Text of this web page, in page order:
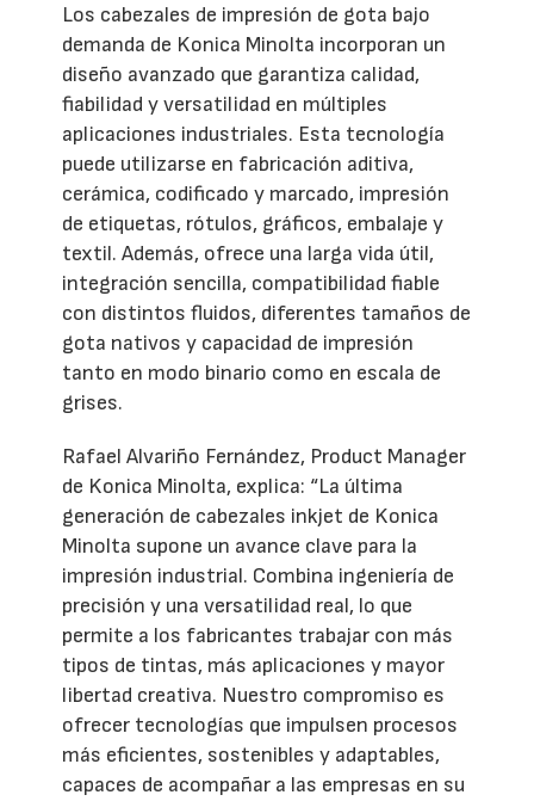
Los cabezales de impresión de gota bajo
demanda de Konica Minolta incorporan un
diseño avanzado que garantiza calidad,
fiabilidad y versatilidad en múltiples
aplicaciones industriales. Esta tecnología
puede utilizarse en fabricación aditiva,
cerámica, codificado y marcado, impresión
de etiquetas, rótulos, gráficos, embalaje y
textil. Además, ofrece una larga vida útil,
integración sencilla, compatibilidad fiable
con distintos fluidos, diferentes tamaños de
gota nativos y capacidad de impresión
tanto en modo binario como en escala de
grises.
Rafael Alvariño Fernández, Product Manager
de Konica Minolta, explica: “La última
generación de cabezales inkjet de Konica
Minolta supone un avance clave para la
impresión industrial. Combina ingeniería de
precisión y una versatilidad real, lo que
permite a los fabricantes trabajar con más
tipos de tintas, más aplicaciones y mayor
libertad creativa. Nuestro compromiso es
ofrecer tecnologías que impulsen procesos
más eficientes, sostenibles y adaptables,
capaces de acompañar a las empresas en su